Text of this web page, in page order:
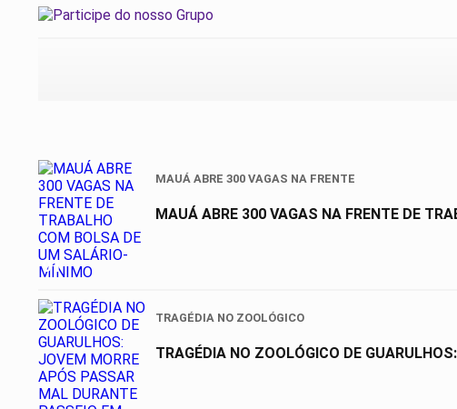
01
MAUÁ ABRE 300 VAGAS NA FRENTE
MAUÁ ABRE 300 VAGAS NA FRENTE DE
TRAGÉDIA NO ZOOLÓGICO
TRAGÉDIA NO ZOOLÓGICO DE